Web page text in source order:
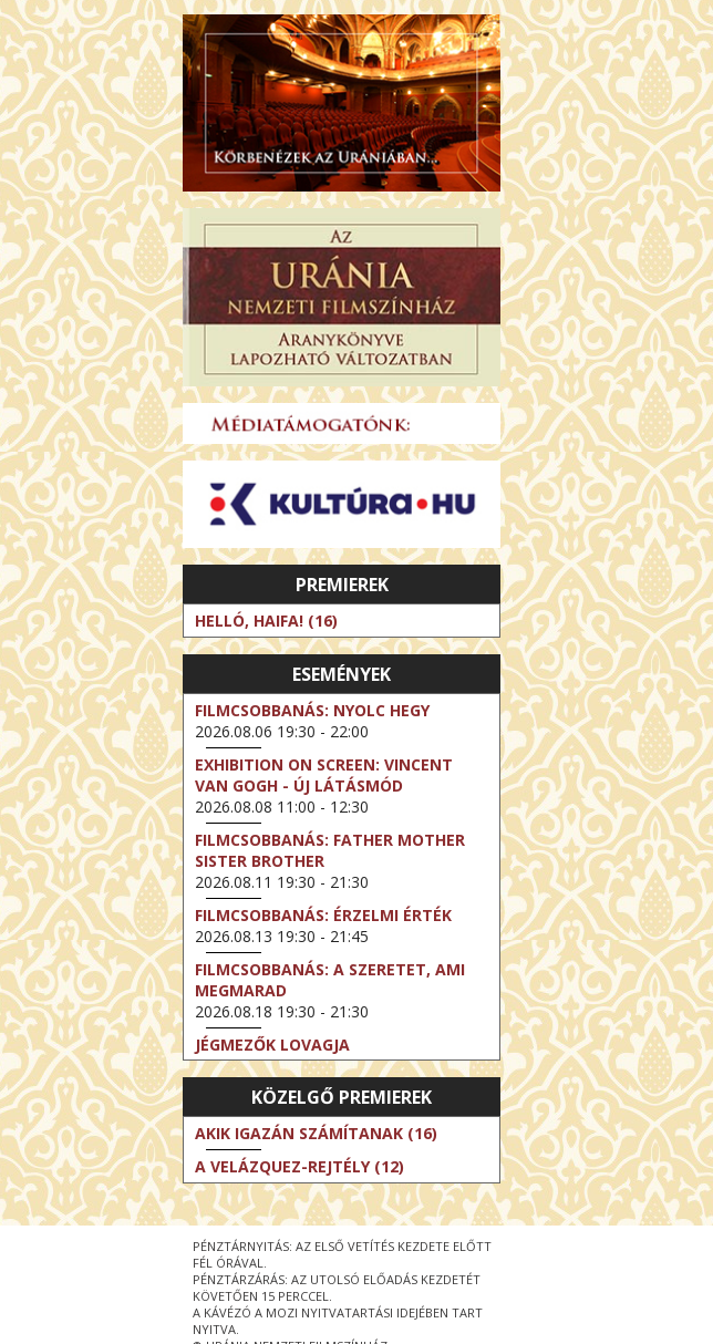
PREMIEREK
HELLÓ, HAIFA! (16)
ESEMÉNYEK
FILMCSOBBANÁS: NYOLC HEGY
2026.08.06 19:30 - 22:00
EXHIBITION ON SCREEN: VINCENT
VAN GOGH - ÚJ LÁTÁSMÓD
2026.08.08 11:00 - 12:30
FILMCSOBBANÁS: FATHER MOTHER
SISTER BROTHER
2026.08.11 19:30 - 21:30
FILMCSOBBANÁS: ÉRZELMI ÉRTÉK
2026.08.13 19:30 - 21:45
FILMCSOBBANÁS: A SZERETET, AMI
MEGMARAD
2026.08.18 19:30 - 21:30
JÉGMEZŐK LOVAGJA
2026.08.23 16:00 - 18:30
FILMCSOBBANÁS: TÖKÉLETES NAPOK
2026.08.25 19:30 - 21:45
FILMCSOBBANÁS: IFJÚSÁG
2026.08.27 19:30 - 21:30
EXHIBITION ON SCREEN: VINCENT
VAN GOGH - ÚJ LÁTÁSMÓD
2026.08.30 11:00 - 12:30
NT LIVE / DAVID IRELAND: THE FIFTH
STEP
2026.09.01 19:00 - 21:00
KÖZELGŐ PREMIEREK
AKIK IGAZÁN SZÁMÍTANAK (16)
A VELÁZQUEZ-REJTÉLY (12)
PÉNZTÁRNYITÁS: AZ ELSŐ VETÍTÉS KEZDETE ELŐTT
FÉL ÓRÁVAL.
PÉNZTÁRZÁRÁS: AZ UTOLSÓ ELŐADÁS KEZDETÉT
KÖVETŐEN 15 PERCCEL.
A KÁVÉZÓ A MOZI NYITVATARTÁSI IDEJÉBEN TART
NYITVA.